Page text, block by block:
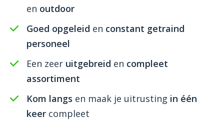
en outdoor
Goed opgeleid en constant getraind
personeel
Een zeer uitgebreid en compleet
assortiment
Kom langs en maak je uitrusting in één
keer compleet